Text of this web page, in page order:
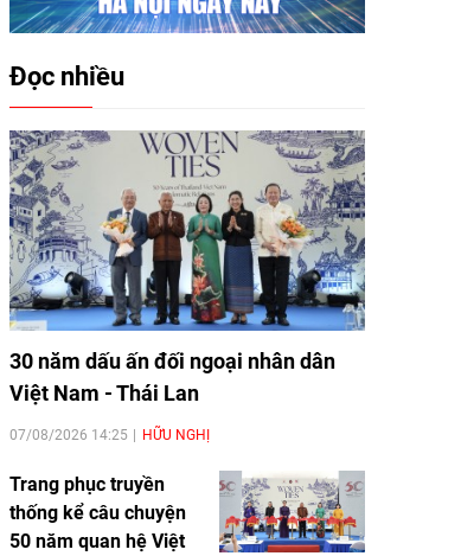
Đọc nhiều
30 năm dấu ấn đối ngoại nhân dân
Việt Nam - Thái Lan
07/08/2026 14:25 HỮU NGHỊ
Trang phục truyền
thống kể câu chuyện
50 năm quan hệ Việt